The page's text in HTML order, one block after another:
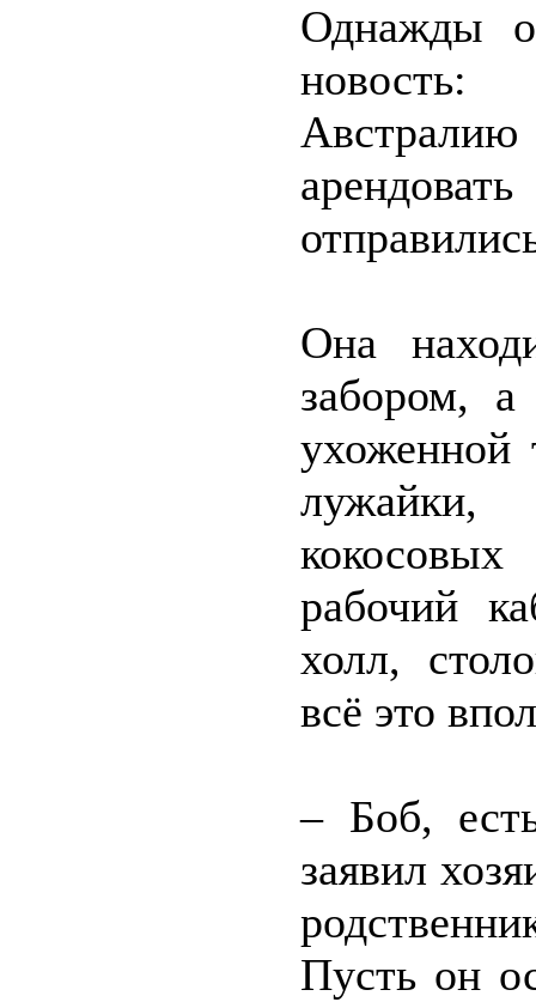
Однажды
Австралию
Она
забором, а
ухоженной
лужайки,
рабочий
холл,
всё это
– Боб,
заявил
Пусть он